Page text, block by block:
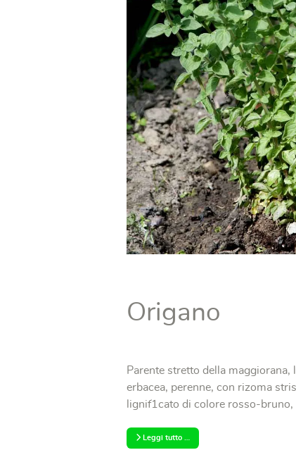
Origano
Parente stretto della maggiorana,
erbacea, perenne, con rizoma
lignif1cato di colore rosso-bruno,
Leggi tutto …